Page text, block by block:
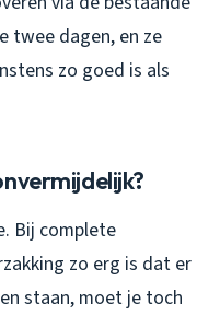
twee dagen, en ze
zo goed is als
Bij complete
zo erg is dat er
staan, moet je toch